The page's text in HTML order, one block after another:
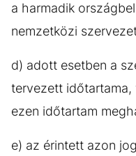
a harmadik
nemzetközi
d) adott esetben a
tervezett időtartama,
ezen időtartam
e) az érintett azon